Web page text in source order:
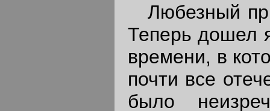
Любезный
Теперь дошел
времени, в
почти все
было